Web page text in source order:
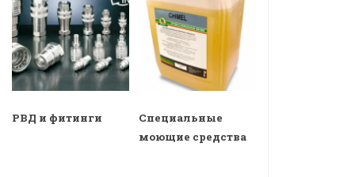
РВД и фитинги
Специальные
моющие средства